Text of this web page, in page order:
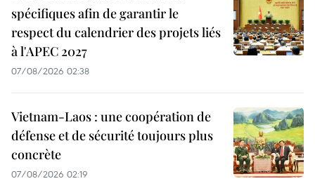
spécifiques afin de garantir le
respect du calendrier des projets liés
à l'APEC 2027
07/08/2026 02:38
Vietnam-Laos : une coopération de
défense et de sécurité toujours plus
concrète
07/08/2026 02:19